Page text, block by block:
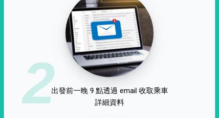
2出發前一晚 9 點透過 email 收取乘車
詳細資料